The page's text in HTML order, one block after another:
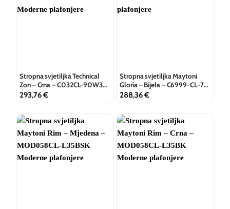
Stropna svjetiljka Technical
Zon – Crna – C032CL-90W3K-
RD-B
293,76€
Stropna svjetiljka Maytoni
Gloria – Bijela – C6999-CL-75-
W
288,36€